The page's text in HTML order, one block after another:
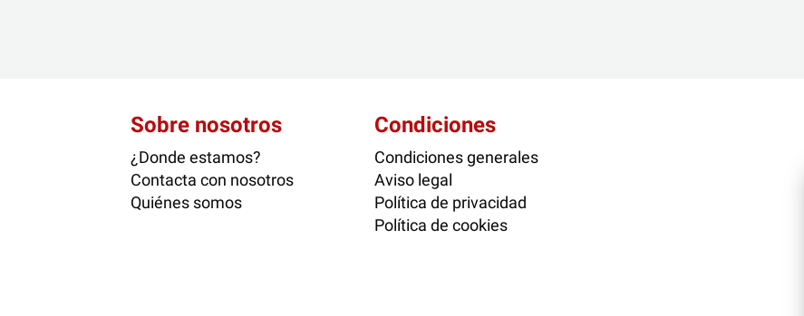
Sobre nosotros
¿Donde estamos?
Contacta con nosotros
Quiénes somos
Condiciones
Condiciones generales
Aviso legal
Política de privacidad
Política de cookies